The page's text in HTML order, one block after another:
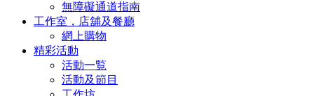
無障礙通道指南
工作室，店舖及餐廳
網上購物
精彩活動
活動一覧
活動及節目